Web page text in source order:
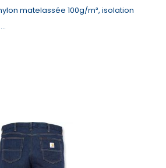
matelassée 100g/m², isolation